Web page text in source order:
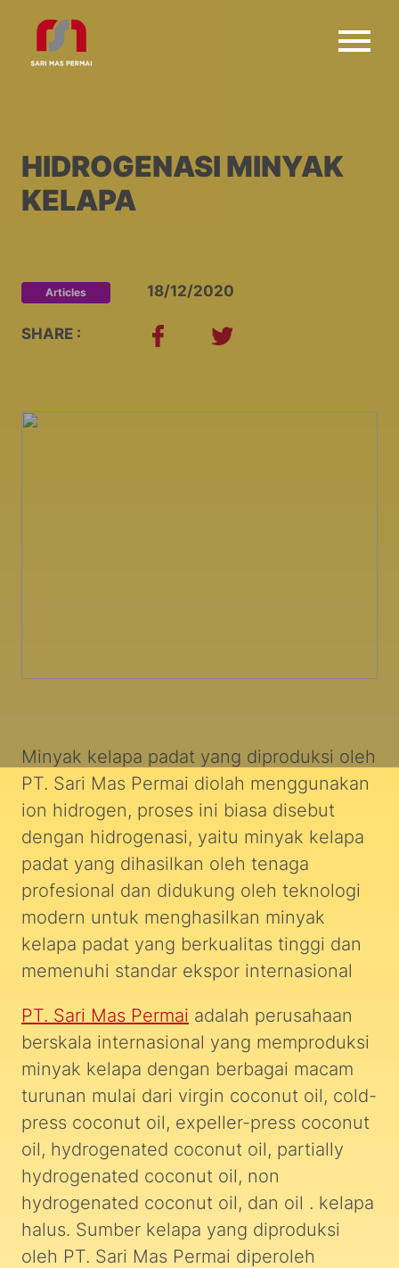
HIDROGENASI MINYAK
KELAPA
Articles 18/12/2020
SHARE :
Minyak kelapa padat yang diproduksi oleh
PT. Sari Mas Permai diolah menggunakan
ion hidrogen, proses ini biasa disebut
dengan hidrogenasi, yaitu minyak kelapa
padat yang dihasilkan oleh tenaga
profesional dan didukung oleh teknologi
modern untuk menghasilkan minyak
kelapa padat yang berkualitas tinggi dan
memenuhi standar ekspor internasional
PT. Sari Mas Permai adalah perusahaan
berskala internasional yang memproduksi
minyak kelapa dengan berbagai macam
turunan mulai dari virgin coconut oil, cold-
press coconut oil, expeller-press coconut
oil, hydrogenated coconut oil, partially
hydrogenated coconut oil, non
hydrogenated coconut oil, dan oil . kelapa
halus. Sumber kelapa yang diproduksi
oleh PT. Sari Mas Permai diperoleh